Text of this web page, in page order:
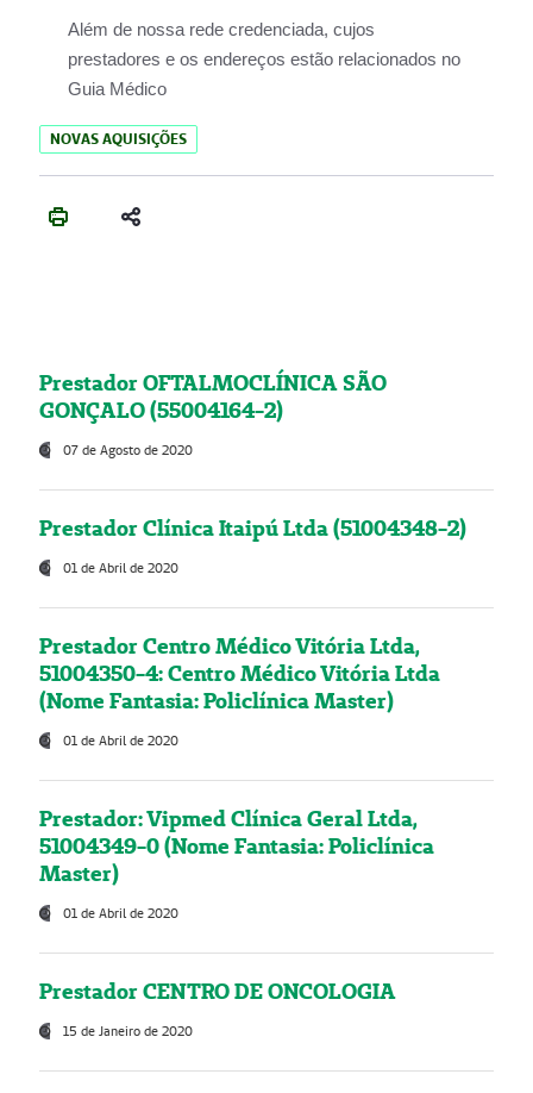
Além de nossa rede credenciada, cujos
prestadores e os endereços estão relacionados no
Guia Médico
NOVAS AQUISIÇÕES
Prestador OFTALMOCLÍNICA SÃO
GONÇALO (55004164-2)
07 de Agosto de 2020
Prestador Clínica Itaipú Ltda (51004348-2)
01 de Abril de 2020
Prestador Centro Médico Vitória Ltda,
51004350-4: Centro Médico Vitória Ltda
(Nome Fantasia: Policlínica Master)
01 de Abril de 2020
Prestador: Vipmed Clínica Geral Ltda,
51004349-0 (Nome Fantasia: Policlínica
Master)
01 de Abril de 2020
Prestador CENTRO DE ONCOLOGIA
15 de Janeiro de 2020